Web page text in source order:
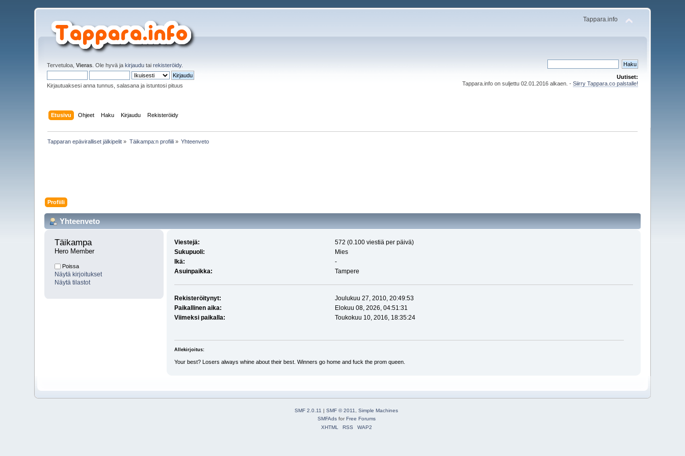
Tappara.info
Tervetuloa,Vieras . Ole hyvä jakirjaudu tairekisteröidy.
Kirjautuaksesi anna tunnus, salasana ja istuntosi pituus
Uutiset:
Tappara.info on suljettu 02.01.2016 alkaen. - Siirry Tappara.co palstalle!
Etusivu Ohjeet Haku Kirjaudu Rekisteröidy
Tapparan epäviralliset jälkipelit » Täikampa:n profiili» Yhteenveto
Profiili
Yhteenveto
Täikampa
Hero Member
Poissa
Näytä kirjoitukset
Näytä tilastot
Viestejä:
572 (0.100 viestiä per päivä)
Sukupuoli:
Mies
Ikä:
-
Asuinpaikka:
Tampere
Rekisteröitynyt:
Joulukuu 27, 2010, 20:49:53
Paikallinen aika:
Elokuu 08, 2026, 04:51:31
Viimeksi paikalla:
Toukokuu 10, 2016, 18:35:24
Allekirjoitus:
Your best? Losers always whine about their best. Winners go home and fuck the prom queen.
SMF 2.0.11 | SMF © 2011
Simple Machines
SMFAdsforFree Forums
XHTML
RSS WAP2